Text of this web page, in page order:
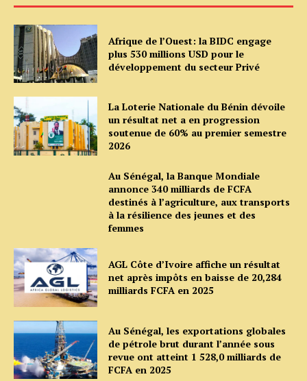
Afrique de l’Ouest: la BIDC engage
plus 530 millions USD pour le
développement du secteur Privé
La Loterie Nationale du Bénin dévoile
un résultat net a en progression
soutenue de 60% au premier semestre
2026
Au Sénégal, la Banque Mondiale
annonce 340 milliards de FCFA
destinés à l’agriculture, aux transports
à la résilience des jeunes et des
femmes
AGL Côte d’Ivoire affiche un résultat
net après impôts en baisse de 20,284
milliards FCFA en 2025
Au Sénégal, les exportations globales
de pétrole brut durant l’année sous
revue ont atteint 1 528,0 milliards de
FCFA en 2025